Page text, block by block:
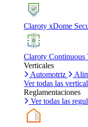
Claroty xDome
Claroty
Verticales
Automotriz
Ver todas las
Reglamentaciones
Ver todas las